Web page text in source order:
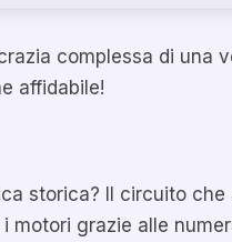
complessa di
affidabile!
storica? Il circuito
motori grazie alle